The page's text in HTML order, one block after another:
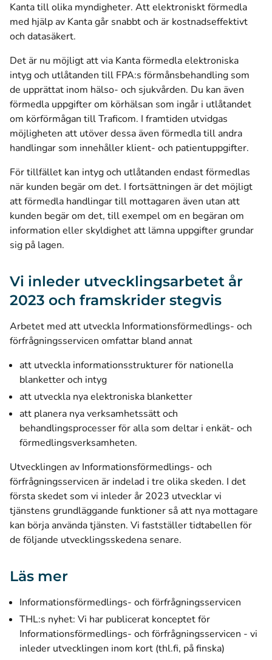
Kanta till olika myndigheter. Att elektroniskt förmedla
med hjälp av Kanta går snabbt och är kostnadseffektivt
och datasäkert.
Det är nu möjligt att via Kanta förmedla elektroniska
intyg och utlåtanden till FPA:s förmånsbehandling som
de upprättat inom hälso- och sjukvården. Du kan även
förmedla uppgifter om körhälsan som ingår i utlåtandet
om körförmågan till Traficom. I framtiden utvidgas
möjligheten att utöver dessa även förmedla till andra
handlingar som innehåller klient- och patientuppgifter.
För tillfället kan intyg och utlåtanden endast förmedlas
när kunden begär om det. I fortsättningen är det möjligt
att förmedla handlingar till mottagaren även utan att
kunden begär om det, till exempel om en begäran om
information eller skyldighet att lämna uppgifter grundar
sig på lagen.
Vi inleder utvecklingsarbetet år
2023 och framskrider stegvis
Arbetet med att utveckla Informationsförmedlings- och
förfrågningsservicen omfattar bland annat
att utveckla informationsstrukturer för nationella
blanketter och intyg
att utveckla nya elektroniska blanketter
att planera nya verksamhetssätt och
behandlingsprocesser för alla som deltar i enkät- och
förmedlingsverksamheten.
Utvecklingen av Informationsförmedlings- och
förfrågningsservicen är indelad i tre olika skeden. I det
första skedet som vi inleder år 2023 utvecklar vi
tjänstens grundläggande funktioner så att nya mottagare
kan börja använda tjänsten. Vi fastställer tidtabellen för
de följande utvecklingsskedena senare.
Läs mer
Informationsförmedlings- och förfrågningsservicen
THL:s nyhet: Vi har publicerat konceptet för
Informationsförmedlings- och förfrågningsservicen - vi
inleder utvecklingen inom kort (thl.fi, på finska)